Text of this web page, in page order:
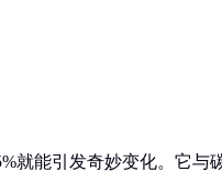
就能引发奇妙变化。它与